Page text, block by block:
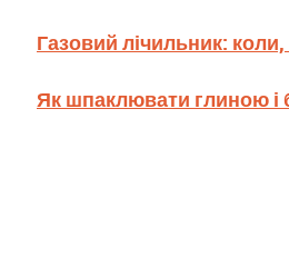
Газовий лічильник: коли,
Як шпаклювати глиною і